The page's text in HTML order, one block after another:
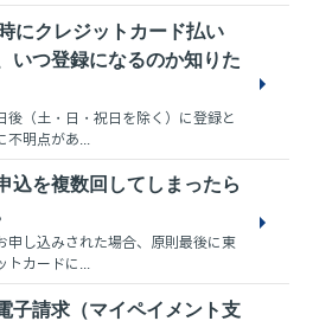
にクレジットカード払い
いつ登録になるのか知りた
（土・日・祝日を除く）に登録と
不明点があ...
込を複数回してしまったら
申し込みされた場合、原則最後に東
トカードに...
子請求（マイペイメント支